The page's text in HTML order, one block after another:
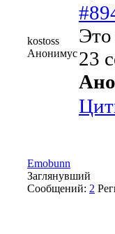
kostoss
Анонимус
Это
23
Emobunn
Заглянувший
Сообщений: 2